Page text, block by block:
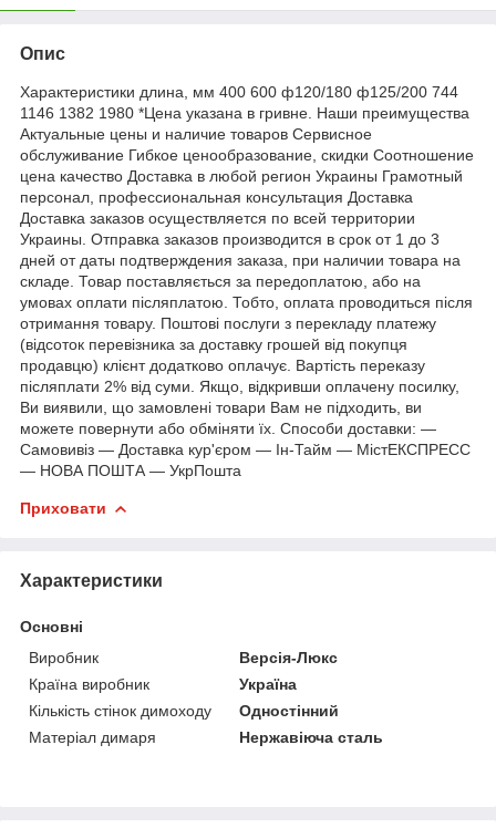
Опис
Характеристики длина, мм 400 600 ф120/180 ф125/200 744
1146 1382 1980 *Цена указана в гривне. Наши преимущества
Актуальные цены и наличие товаров Сервисное
обслуживание Гибкое ценообразование, скидки Соотношение
цена качество Доставка в любой регион Украины Грамотный
персонал, профессиональная консультация Доставка
Доставка заказов осуществляется по всей территории
Украины. Отправка заказов производится в срок от 1 до 3
дней от даты подтверждения заказа, при наличии товара на
складе. Товар поставляється за передоплатою, або на
умовах оплати післяплатою. Тобто, оплата проводиться після
отримання товару. Поштові послуги з перекладу платежу
(відсоток перевізника за доставку грошей від покупця
продавцю) клієнт додатково оплачує. Вартість переказу
післяплати 2% від суми. Якщо, відкривши оплачену посилку,
Ви виявили, що замовлені товари Вам не підходить, ви
можете повернути або обміняти їх. Способи доставки: ―
Самовивіз ― Доставка кур'єром ― Ін-Тайм ― МістЕКСПРЕСС
― НОВА ПОШТА ― УкрПошта
Приховати
Характеристики
Основні
Виробник
Версія-Люкс
Країна виробник
Україна
Кількість стінок димоходу
Одностінний
Матеріал димаря
Нержавіюча сталь